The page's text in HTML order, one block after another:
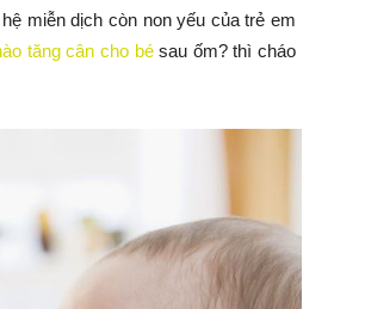
miễn dịch còn non yếu của trẻ em
tăng cân cho bésau ốm? thì cháo